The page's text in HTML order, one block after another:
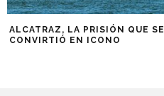
ALCATRAZ, LA PRISIÓN QUE SE
CONVIRTIÓ EN ICONO